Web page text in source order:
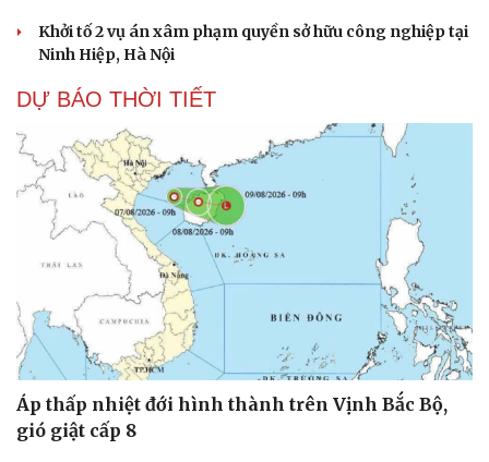
Khởi tố 2 vụ án xâm phạm quyền sở hữu công nghiệp tại
Ninh Hiệp, Hà Nội
DỰ BÁO THỜI TIẾT
Áp thấp nhiệt đới hình thành trên Vịnh Bắc Bộ,
gió giật cấp 8